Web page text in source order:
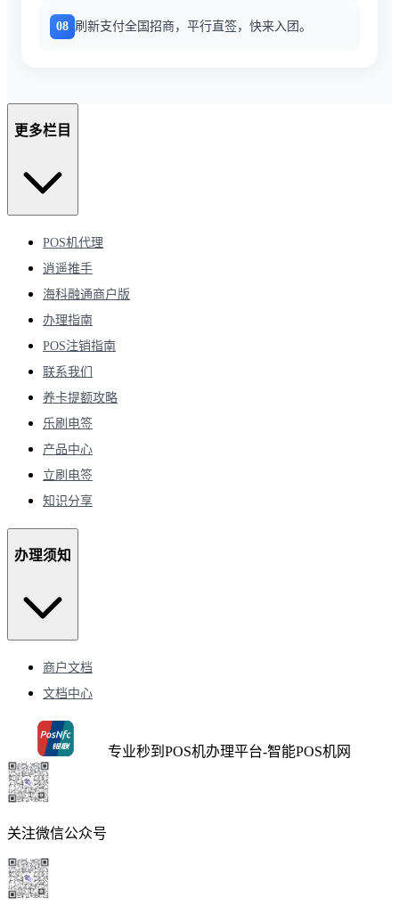
08 刷新支付全国招商，平行直签，快来入团。
更多栏目
POS机代理
逍遥推手
海科融通商户版
办理指南
POS注销指南
联系我们
养卡提额攻略
乐刷电签
产品中心
立刷电签
知识分享
办理须知
商户文档
文档中心
专业秒到POS机办理平台-智能POS机网
关注微信公众号